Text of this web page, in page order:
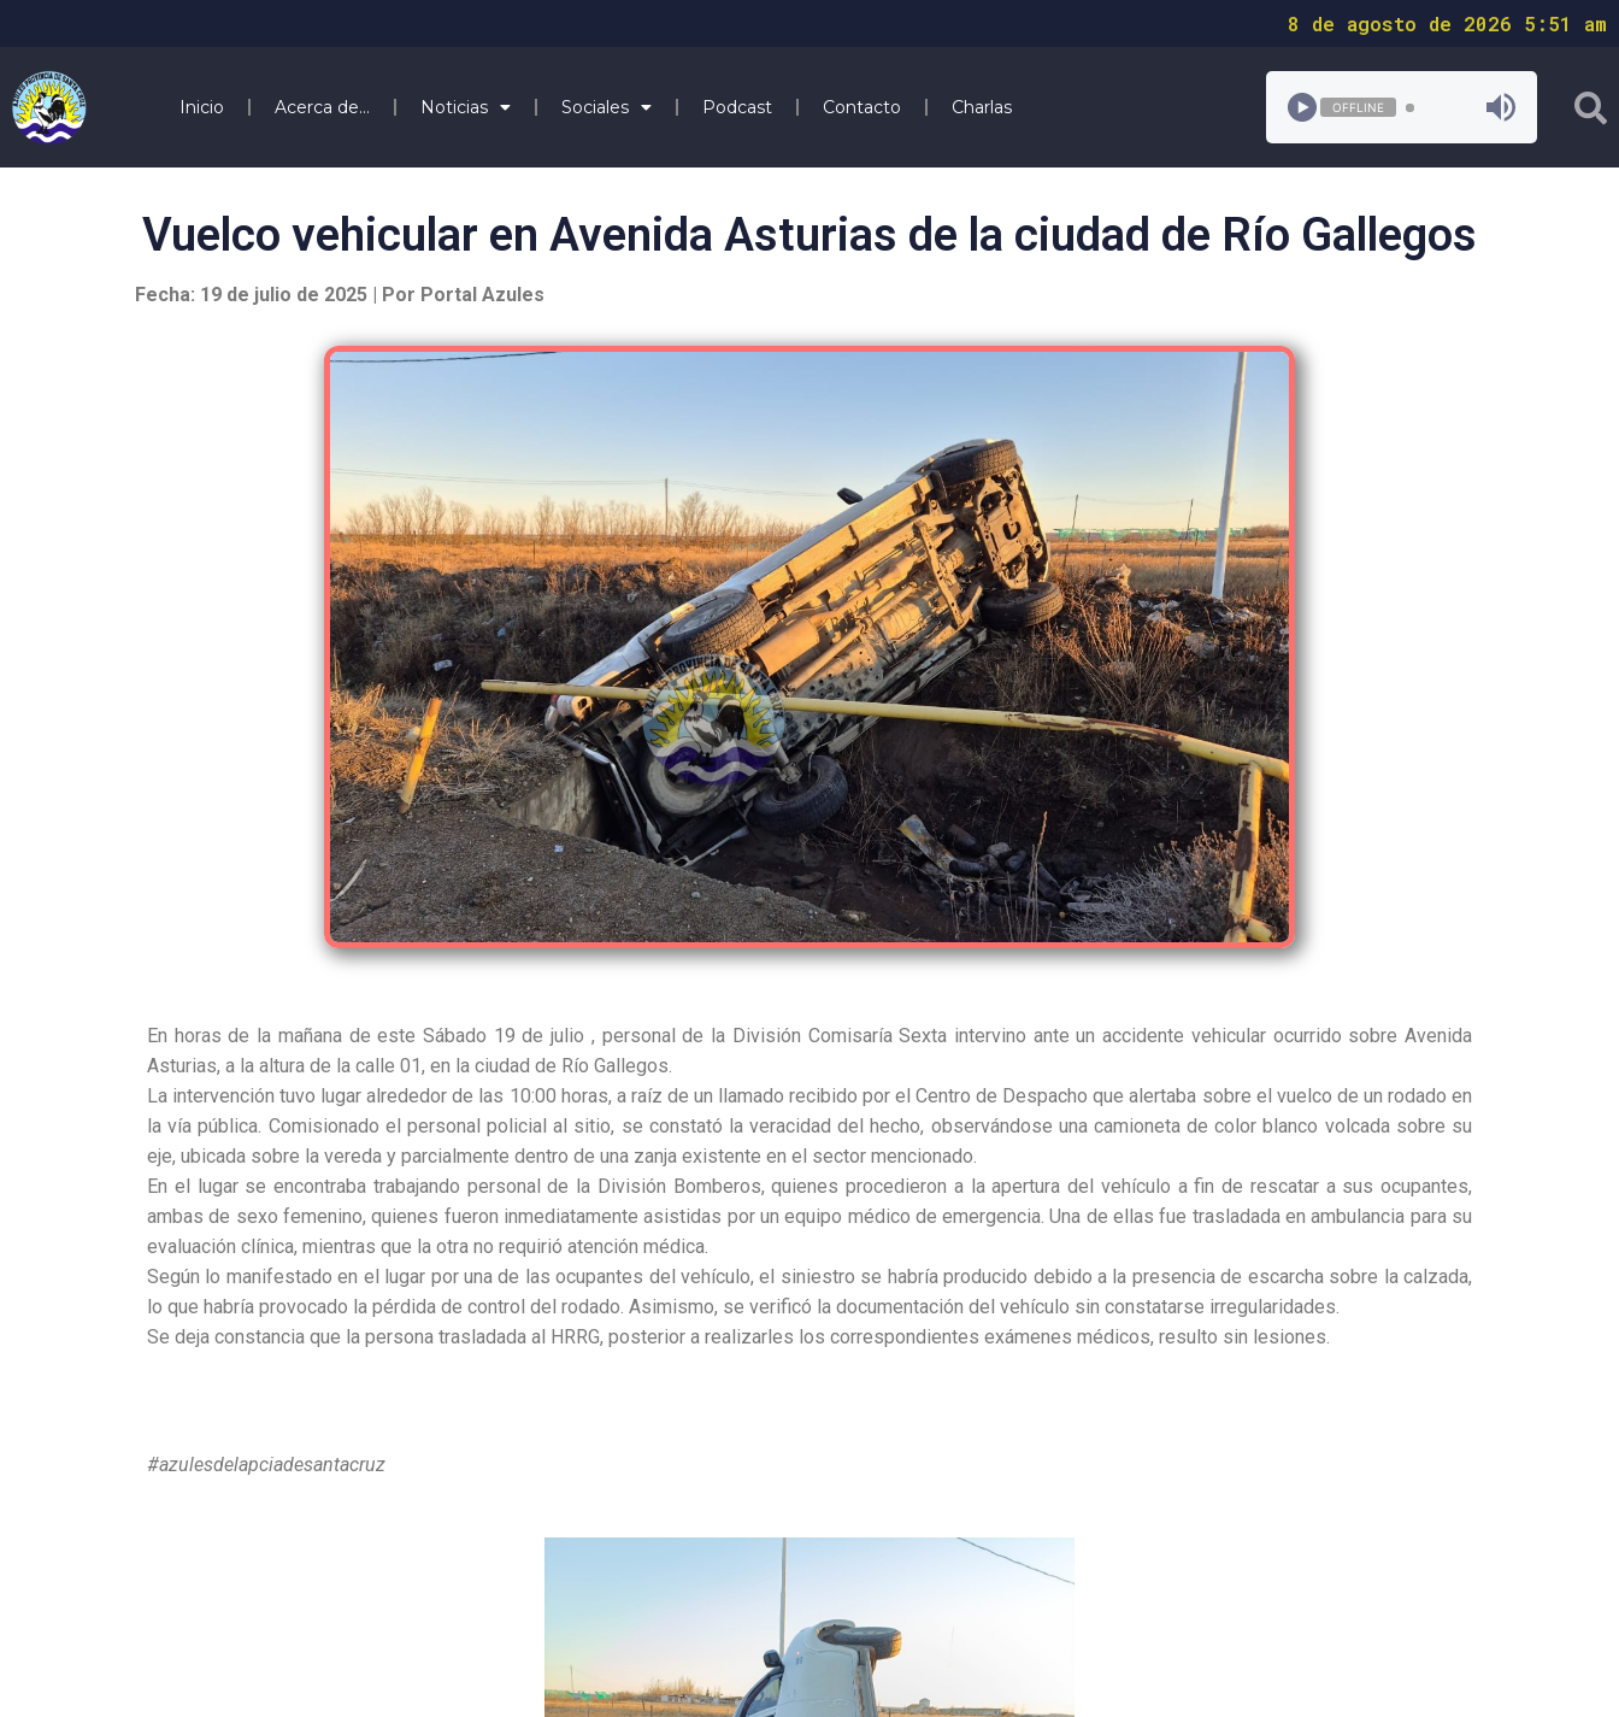
8 de agosto de 2026 5:51 am
Inicio Acerca de… Noticias Sociales Podcast Contacto Charlas OFFLINE
Vuelco vehicular en Avenida Asturias de la ciudad de Río Gallegos
Fecha: 19 de julio de 2025 | Por Portal Azules
En horas de la mañana de este Sábado 19 de julio , personal de la División Comisaría Sexta intervino ante un accidente vehicular ocurrido sobre Avenida
Asturias, a la altura de la calle 01, en la ciudad de Río Gallegos.
La intervención tuvo lugar alrededor de las 10:00 horas, a raíz de un llamado recibido por el Centro de Despacho que alertaba sobre el vuelco de un rodado en
la vía pública. Comisionado el personal policial al sitio, se constató la veracidad del hecho, observándose una camioneta de color blanco volcada sobre su
eje, ubicada sobre la vereda y parcialmente dentro de una zanja existente en el sector mencionado.
En el lugar se encontraba trabajando personal de la División Bomberos, quienes procedieron a la apertura del vehículo a fin de rescatar a sus ocupantes,
ambas de sexo femenino, quienes fueron inmediatamente asistidas por un equipo médico de emergencia. Una de ellas fue trasladada en ambulancia para su
evaluación clínica, mientras que la otra no requirió atención médica.
Según lo manifestado en el lugar por una de las ocupantes del vehículo, el siniestro se habría producido debido a la presencia de escarcha sobre la calzada,
lo que habría provocado la pérdida de control del rodado. Asimismo, se verificó la documentación del vehículo sin constatarse irregularidades.
Se deja constancia que la persona trasladada al HRRG, posterior a realizarles los correspondientes exámenes médicos, resulto sin lesiones.
#azulesdelapciadesantacruz